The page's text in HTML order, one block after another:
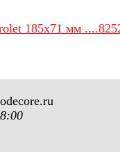
185х71 мм